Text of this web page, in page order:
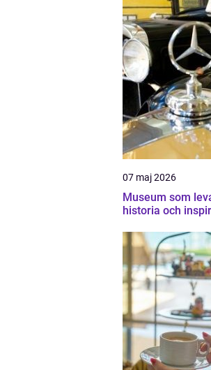
07 maj 2026
Museum som
historia och